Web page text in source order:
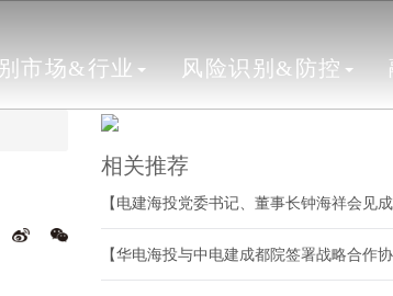
市场&行业 风险识别&防控
相关推荐
【华电海投与中电建成都院签署战略合作协